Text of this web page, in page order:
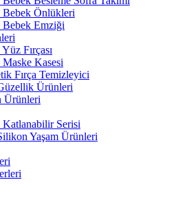
Bebek Önlükleri
Emziği
Fırçası
Kasesi
Fırça Temizleyici
Ürünleri
Ürünleri
Serisi
Yaşam Ürünleri